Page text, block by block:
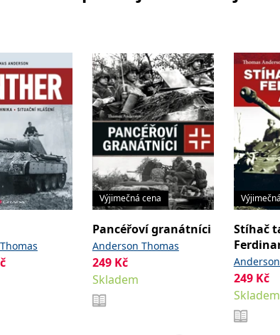
Výjimečná cena
Pancéřoví granátníci
Anderson Thomas
249 Kč
Skladem
Stíhač
249 Kč
Skladem